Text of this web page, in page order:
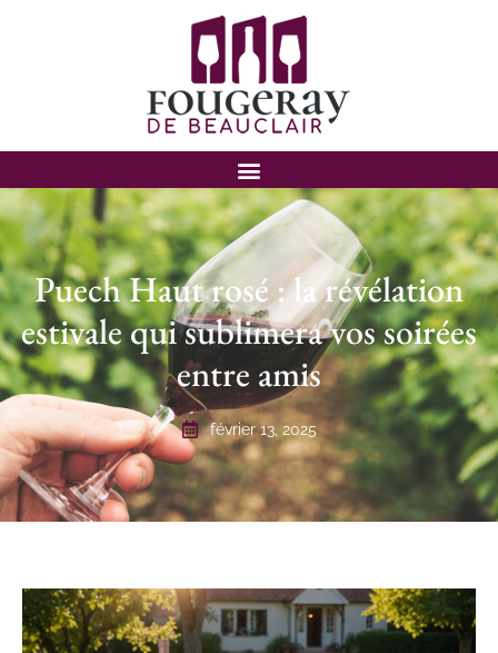
Puech Haut rosé : la révélation
estivale qui sublimera vos soirées
entre amis
février 13, 2025